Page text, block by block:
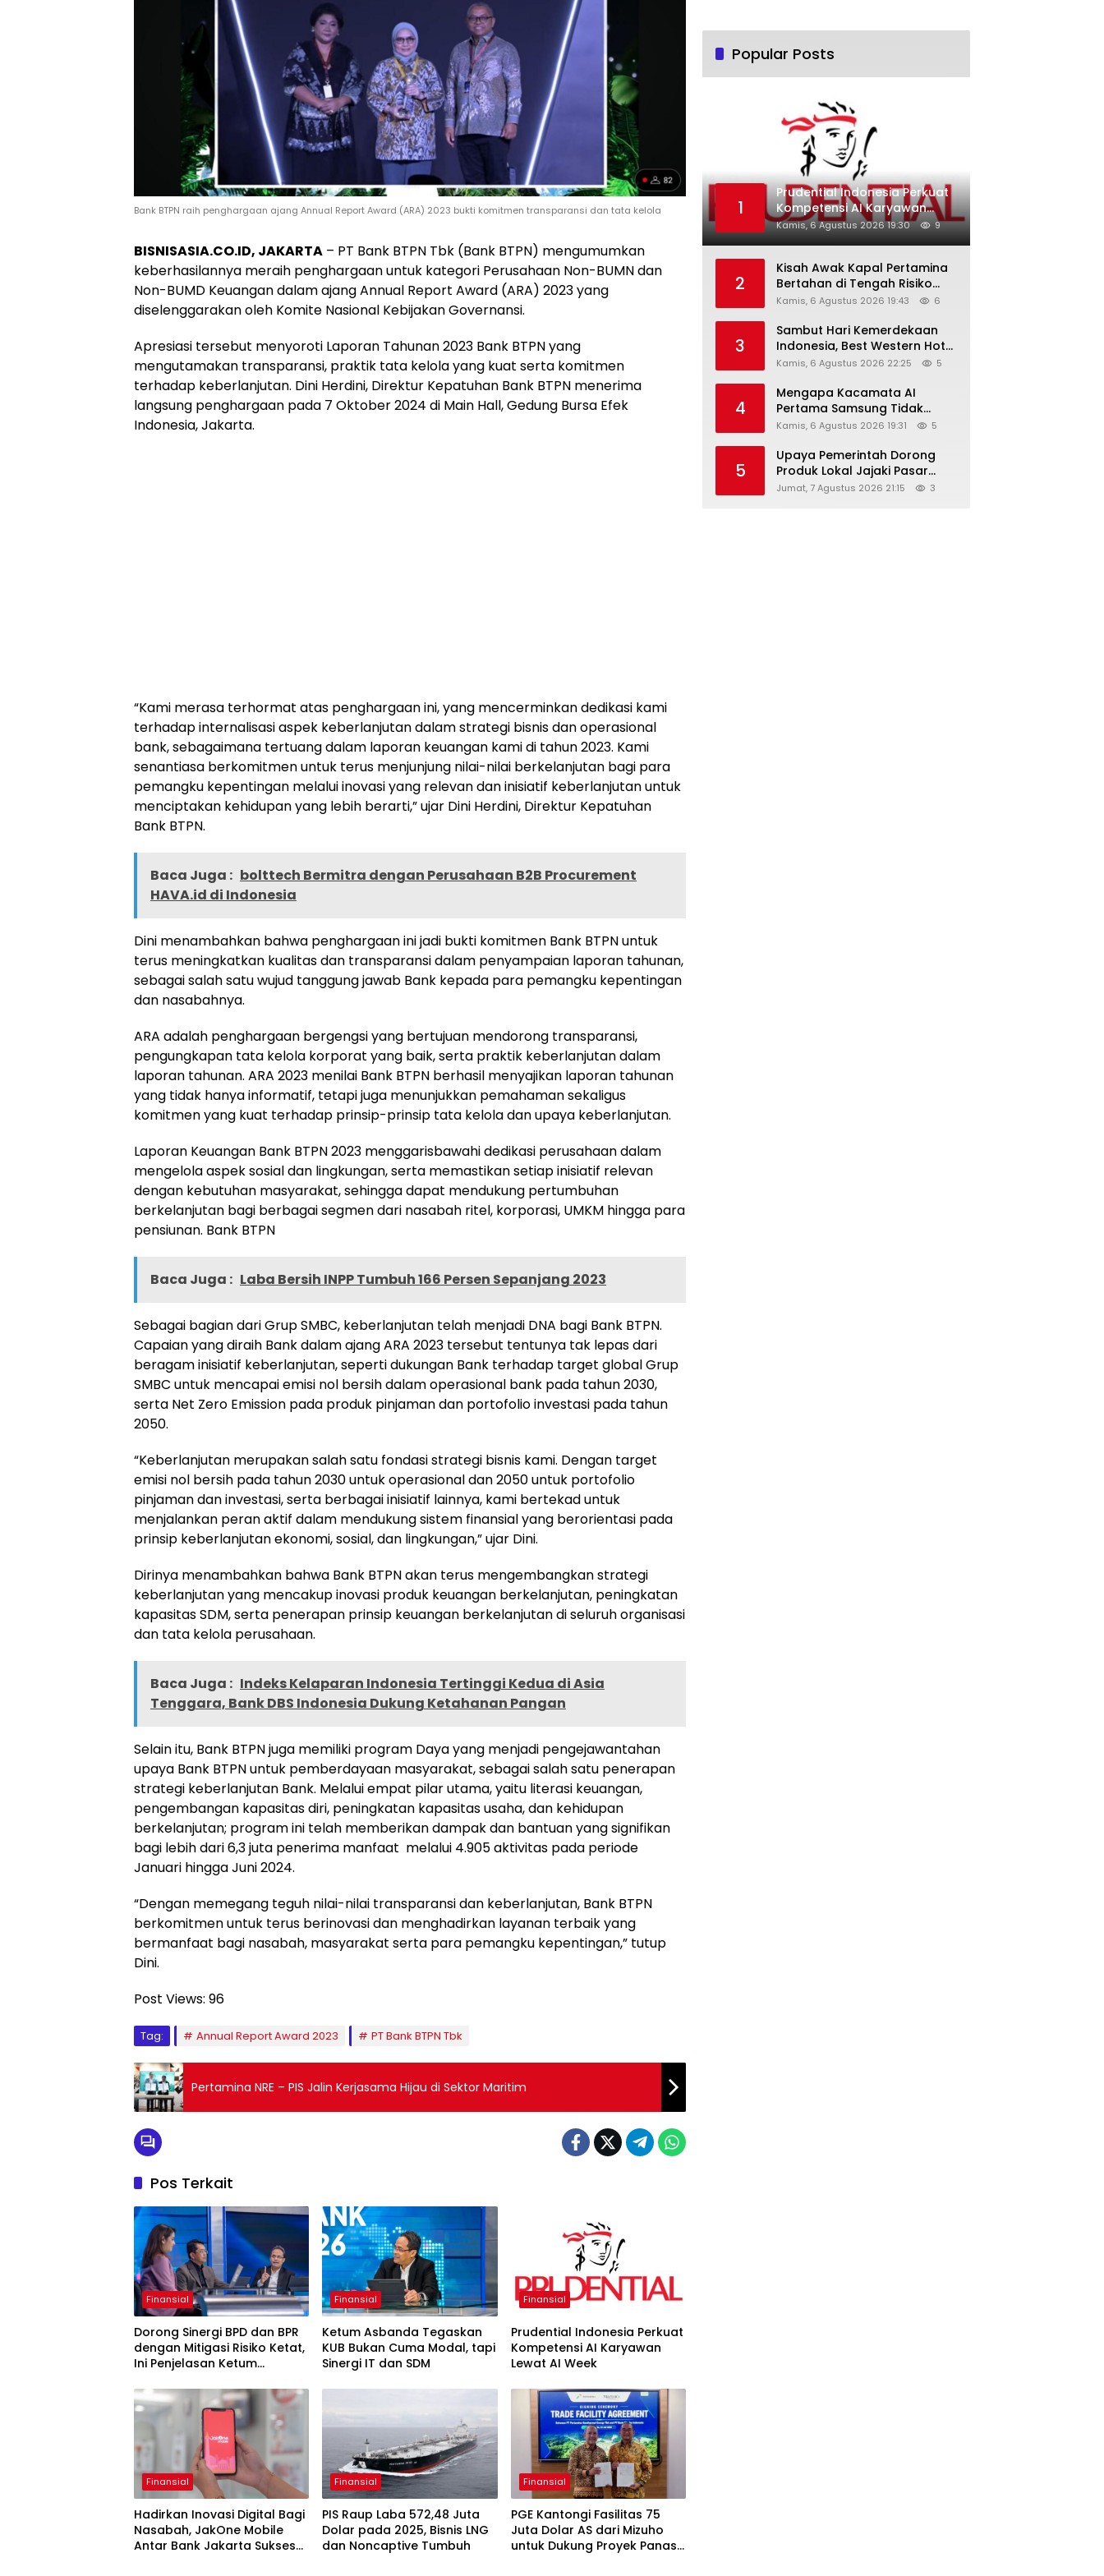
Bank BTPN raih penghargaan ajang Annual Report Award (ARA) 2023 bukti komitmen transparansi dan tata kelola
BISNISASIA.CO.ID, JAKARTA – PT Bank BTPN Tbk (Bank BTPN) mengumumkan
keberhasilannya meraih penghargaan untuk kategori Perusahaan Non-BUMN dan
Non-BUMD Keuangan dalam ajang Annual Report Award (ARA) 2023 yang
diselenggarakan oleh Komite Nasional Kebijakan Governansi.
Apresiasi tersebut menyoroti Laporan Tahunan 2023 Bank BTPN yang
mengutamakan transparansi, praktik tata kelola yang kuat serta komitmen
terhadap keberlanjutan. Dini Herdini, Direktur Kepatuhan Bank BTPN menerima
langsung penghargaan pada 7 Oktober 2024 di Main Hall, Gedung Bursa Efek
Indonesia, Jakarta.
“Kami merasa terhormat atas penghargaan ini, yang mencerminkan dedikasi kami
terhadap internalisasi aspek keberlanjutan dalam strategi bisnis dan operasional
bank, sebagaimana tertuang dalam laporan keuangan kami di tahun 2023. Kami
senantiasa berkomitmen untuk terus menjunjung nilai-nilai berkelanjutan bagi para
pemangku kepentingan melalui inovasi yang relevan dan inisiatif keberlanjutan untuk
menciptakan kehidupan yang lebih berarti,” ujar Dini Herdini, Direktur Kepatuhan
Bank BTPN.
Baca Juga : bolttech Bermitra dengan Perusahaan B2B Procurement
HAVA.id di Indonesia
Dini menambahkan bahwa penghargaan ini jadi bukti komitmen Bank BTPN untuk
terus meningkatkan kualitas dan transparansi dalam penyampaian laporan tahunan,
sebagai salah satu wujud tanggung jawab Bank kepada para pemangku kepentingan
dan nasabahnya.
ARA adalah penghargaan bergengsi yang bertujuan mendorong transparansi,
pengungkapan tata kelola korporat yang baik, serta praktik keberlanjutan dalam
laporan tahunan. ARA 2023 menilai Bank BTPN berhasil menyajikan laporan tahunan
yang tidak hanya informatif, tetapi juga menunjukkan pemahaman sekaligus
komitmen yang kuat terhadap prinsip-prinsip tata kelola dan upaya keberlanjutan.
Laporan Keuangan Bank BTPN 2023 menggarisbawahi dedikasi perusahaan dalam
mengelola aspek sosial dan lingkungan, serta memastikan setiap inisiatif relevan
dengan kebutuhan masyarakat, sehingga dapat mendukung pertumbuhan
berkelanjutan bagi berbagai segmen dari nasabah ritel, korporasi, UMKM hingga para
pensiunan. Bank BTPN
Baca Juga : Laba Bersih INPP Tumbuh 166 Persen Sepanjang 2023
Sebagai bagian dari Grup SMBC, keberlanjutan telah menjadi DNA bagi Bank BTPN.
Capaian yang diraih Bank dalam ajang ARA 2023 tersebut tentunya tak lepas dari
beragam inisiatif keberlanjutan, seperti dukungan Bank terhadap target global Grup
SMBC untuk mencapai emisi nol bersih dalam operasional bank pada tahun 2030,
serta Net Zero Emission pada produk pinjaman dan portofolio investasi pada tahun
2050.
“Keberlanjutan merupakan salah satu fondasi strategi bisnis kami. Dengan target
emisi nol bersih pada tahun 2030 untuk operasional dan 2050 untuk portofolio
pinjaman dan investasi, serta berbagai inisiatif lainnya, kami bertekad untuk
menjalankan peran aktif dalam mendukung sistem finansial yang berorientasi pada
prinsip keberlanjutan ekonomi, sosial, dan lingkungan,” ujar Dini.
Dirinya menambahkan bahwa Bank BTPN akan terus mengembangkan strategi
keberlanjutan yang mencakup inovasi produk keuangan berkelanjutan, peningkatan
kapasitas SDM, serta penerapan prinsip keuangan berkelanjutan di seluruh organisasi
dan tata kelola perusahaan.
Baca Juga : Indeks Kelaparan Indonesia Tertinggi Kedua di Asia
Tenggara, Bank DBS Indonesia Dukung Ketahanan Pangan
Selain itu, Bank BTPN juga memiliki program Daya yang menjadi pengejawantahan
upaya Bank BTPN untuk pemberdayaan masyarakat, sebagai salah satu penerapan
strategi keberlanjutan Bank. Melalui empat pilar utama, yaitu literasi keuangan,
pengembangan kapasitas diri, peningkatan kapasitas usaha, dan kehidupan
berkelanjutan; program ini telah memberikan dampak dan bantuan yang signifikan
bagi lebih dari 6,3 juta penerima manfaat melalui 4.905 aktivitas pada periode
Januari hingga Juni 2024.
“Dengan memegang teguh nilai-nilai transparansi dan keberlanjutan, Bank BTPN
berkomitmen untuk terus berinovasi dan menghadirkan layanan terbaik yang
bermanfaat bagi nasabah, masyarakat serta para pemangku kepentingan,” tutup
Dini.
Post Views: 96
Tag: Annual Report Award 2023 PT Bank BTPN Tbk
Pertamina NRE – PIS Jalin Kerjasama Hijau di Sektor Maritim
Pos Terkait
Finansial
Dorong Sinergi BPD dan BPR
dengan Mitigasi Risiko Ketat,
Ini Penjelasan Ketum
Finansial
Ketum Asbanda Tegaskan
KUB Bukan Cuma Modal, tapi
Sinergi IT dan SDM
Finansial
Prudential Indonesia Perkuat
Kompetensi AI Karyawan
Lewat AI Week
Finansial
Hadirkan Inovasi Digital Bagi
Nasabah, JakOne Mobile
Antar Bank Jakarta Sukses
Finansial
PIS Raup Laba 572,48 Juta
Dolar pada 2025, Bisnis LNG
dan Noncaptive Tumbuh
Finansial
PGE Kantongi Fasilitas 75
Juta Dolar AS dari Mizuho
untuk Dukung Proyek Panas
Popular Posts
1
Prudential Indonesia Perkuat
Kompetensi AI Karyawan
Lewat AI Week
Kamis, 6 Agustus 2026 19:30 9
2
Kisah Awak Kapal Pertamina
Bertahan di Tengah Risiko
Pelayaran Selat Hormuz
Kamis, 6 Agustus 2026 19:43 6
3
Sambut Hari Kemerdekaan
Indonesia, Best Western Hotel
Hadirkan The Freedom Stay
Kamis, 6 Agustus 2026 22:25 5
4
Mengapa Kacamata AI
Pertama Samsung Tidak
Dibekali Layar?
Kamis, 6 Agustus 2026 19:31 5
5
Upaya Pemerintah Dorong
Produk Lokal Jajaki Pasar
Global, Ini Harapan Menteri
Jumat, 7 Agustus 2026 21:15 3